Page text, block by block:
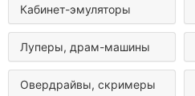
Кабинет-эмуляторы
Луперы, драм-машины
Овердрайвы, скримеры